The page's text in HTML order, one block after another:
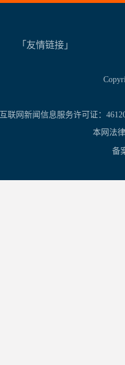
「友情链接」
互联网新闻信息服务许可证：
本网法
备